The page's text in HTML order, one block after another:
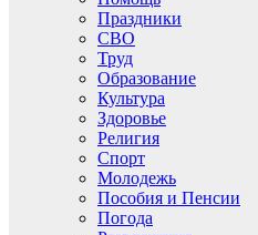
Праздники
СВО
Труд
Образование
Культура
Здоровье
Религия
Спорт
Молодежь
Пособия и Пенсии
Погода